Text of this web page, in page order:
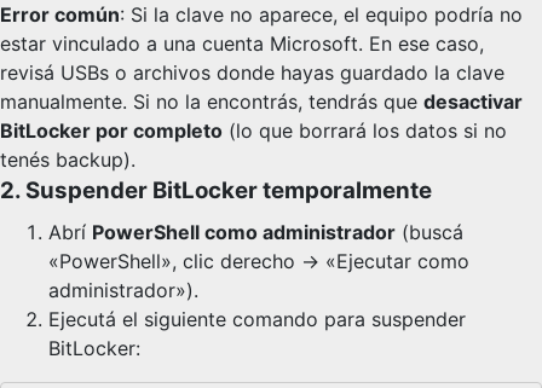
Error común: Si la clave no aparece, el equipo podría no
estar vinculado a una cuenta Microsoft. En ese caso,
revisá USBs o archivos donde hayas guardado la clave
manualmente. Si no la encontrás, tendrás que desactivar
BitLocker por completo (lo que borrará los datos si no
tenés backup).
2. Suspender BitLocker temporalmente
Abrí PowerShell como administrador (buscá
«PowerShell», clic derecho → «Ejecutar como
administrador»).
Ejecutá el siguiente comando para suspender
BitLocker: